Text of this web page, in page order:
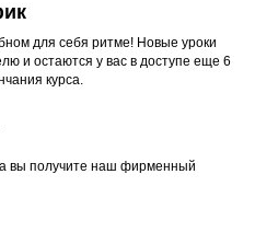
для себя ритме! Новые уроки
и остаются у вас в доступе еще 6
курса.
вы получите наш фирменный